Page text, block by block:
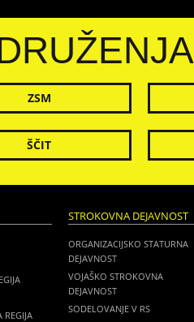
ZSM
ŠČIT
REGIJA
STROKOVNA DEJAVNOST
ORGANIZACIJSKO STATURNA
DEJAVNOST
VOJAŠKO STROKOVNA
DEJAVNOST
SODELOVANJE V RS